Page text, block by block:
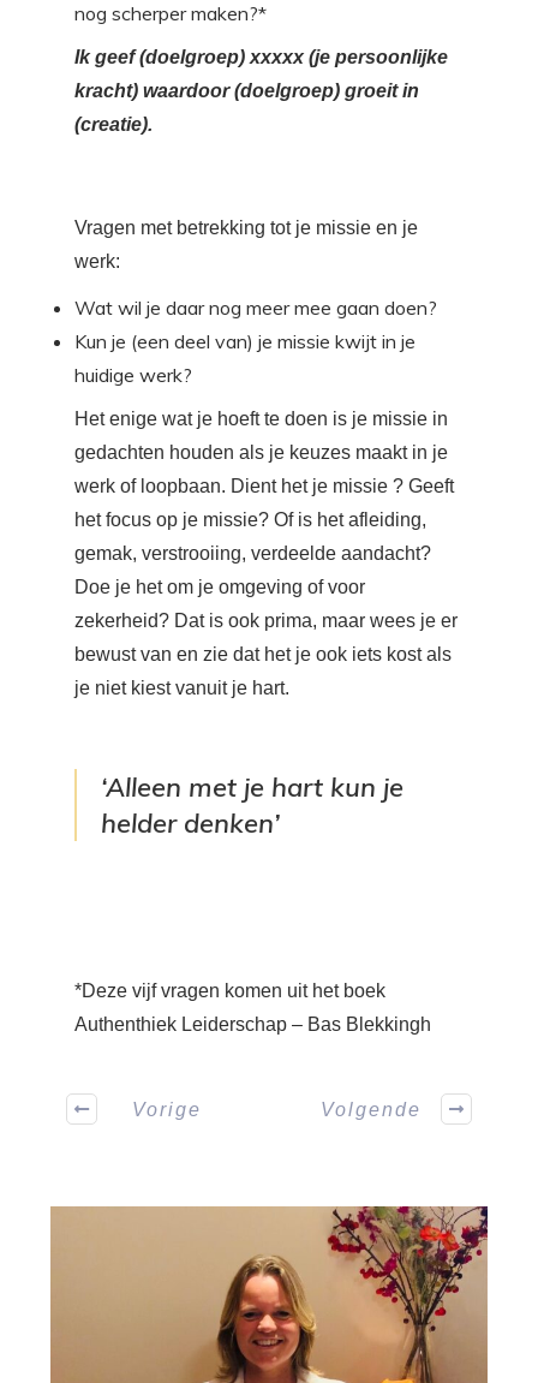
nog scherper maken?*
Ik geef (doelgroep) xxxxx (je persoonlijke
kracht) waardoor (doelgroep) groeit in
(creatie).
Vragen met betrekking tot je missie en je
werk:
Wat wil je daar nog meer mee gaan doen?
Kun je (een deel van) je missie kwijt in je
huidige werk?
Het enige wat je hoeft te doen is je missie in
gedachten houden als je keuzes maakt in je
werk of loopbaan. Dient het je missie ? Geeft
het focus op je missie? Of is het afleiding,
gemak, verstrooiing, verdeelde aandacht?
Doe je het om je omgeving of voor
zekerheid? Dat is ook prima, maar wees je er
bewust van en zie dat het je ook iets kost als
je niet kiest vanuit je hart.
‘Alleen met je hart kun je
helder denken’
*Deze vijf vragen komen uit het boek
Authenthiek Leiderschap – Bas Blekkingh
Vorige Volgende